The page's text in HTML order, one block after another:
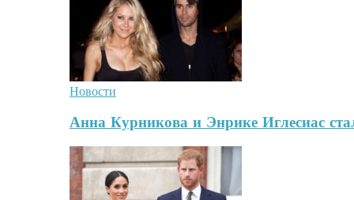
Новости
Анна Курникова и Энрике Иглесиас